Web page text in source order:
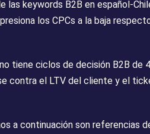
las keywords B2B en español-
los CPCs a la baja
tiene ciclos de decisión B2B de
contra el LTV del cliente y el
a continuación son referencias